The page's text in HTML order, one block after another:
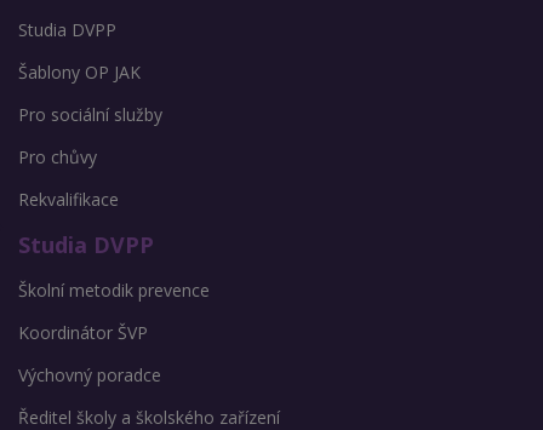
Studia DVPP
Šablony OP JAK
Pro sociální služby
Pro chůvy
Rekvalifikace
Studia DVPP
Školní metodik prevence
Koordinátor ŠVP
Výchovný poradce
Ředitel školy a školského zařízení